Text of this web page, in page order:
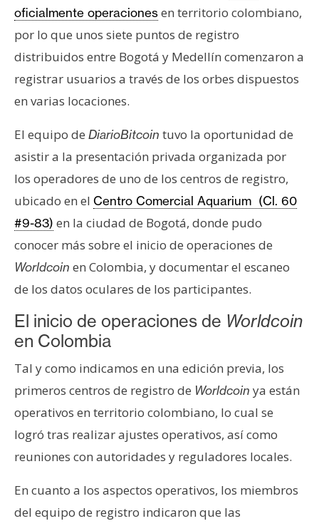
s
i
N
t
a
d
e
P
r
n
s
m
a
s
R
e
c
oficialmente operacionesen territorio colombiano,
por lo que unos siete puntos de registro
distribuidos entre Bogotá y Medellín comenzaron a
registrar usuarios a través de los orbes dispuestos
en varias locaciones.
El equipo de DiarioBitcoin tuvo la oportunidad de
asistir a la presentación privada organizada por
los operadores de uno de los centros de registro,
ubicado en el Centro Comercial Aquarium (Cl. 60
#9-83) en la ciudad de Bogotá, donde pudo
conocer más sobre el inicio de operaciones de
Worldcoin en Colombia, y documentar el escaneo
de los datos oculares de los participantes.
El inicio de operaciones de Worldcoin
en Colombia
Tal y como indicamos en una edición previa, los
primeros centros de registro de Worldcoin ya están
operativos en territorio colombiano, lo cual se
logró tras realizar ajustes operativos, así como
reuniones con autoridades y reguladores locales.
En cuanto a los aspectos operativos, los miembros
del equipo de registro indicaron que las